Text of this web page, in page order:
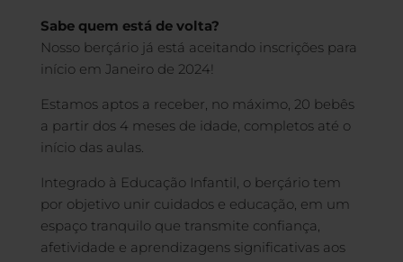
Sabe quem está de volta?
Nosso berçário já está aceitando inscrições para
início em Janeiro de 2024!
Estamos aptos a receber, no máximo, 20 bebês
a partir dos 4 meses de idade, completos até o
início das aulas.
Integrado à Educação Infantil, o berçário tem
por objetivo unir cuidados e educação, em um
espaço tranquilo que transmite confiança,
afetividade e aprendizagens significativas aos